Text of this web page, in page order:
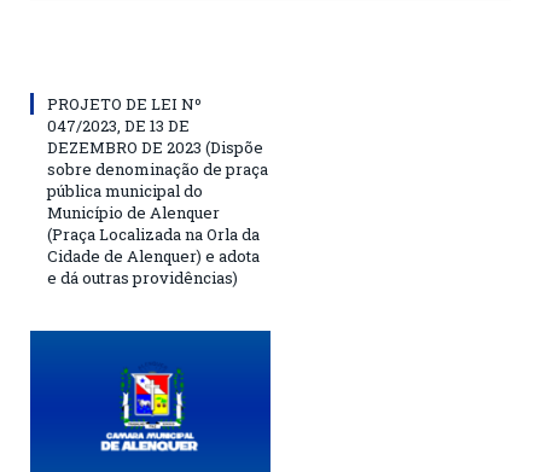
PROJETO DE LEI Nº
047/2023, DE 13 DE
DEZEMBRO DE 2023 (Dispõe
sobre denominação de praça
pública municipal do
Município de Alenquer
(Praça Localizada na Orla da
Cidade de Alenquer) e adota
e dá outras providências)